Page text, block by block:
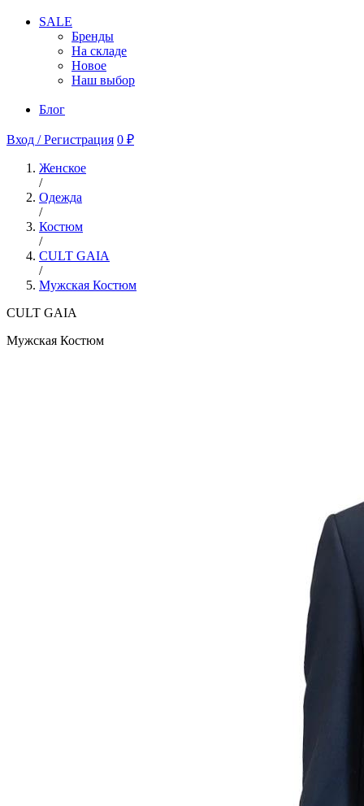
SALE
Бренды
На складе
Новое
Наш выбор
Блог
Вход / Регистрация 0 ₽
Женское
/
Одежда
/
Костюм
/
CULT GAIA
/
Мужская Костюм
CULT GAIA
Мужская Костюм